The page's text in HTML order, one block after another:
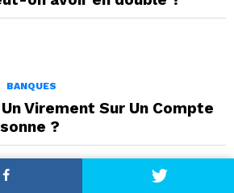
BANQUES
Virement Sur Un Compte
?